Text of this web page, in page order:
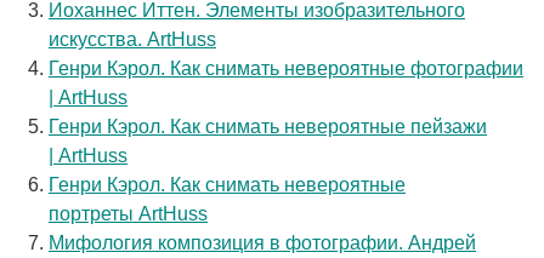
Иоханнес Иттен. Элементы изобразительного
искусства. ArtHuss
Генри Кэрол. Как снимать невероятные фотографии
| ArtHuss
Генри Кэрол. Как снимать невероятные пейзажи
| ArtHuss
Генри Кэрол. Как снимать невероятные
портреты ArtHuss
Мифология композиция в фотографии. Андрей